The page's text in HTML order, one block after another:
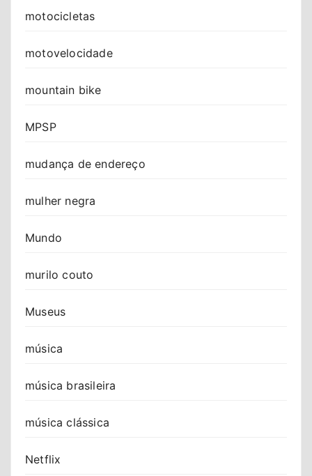
motocicletas
motovelocidade
mountain bike
MPSP
mudança de endereço
mulher negra
Mundo
murilo couto
Museus
música
música brasileira
música clássica
Netflix